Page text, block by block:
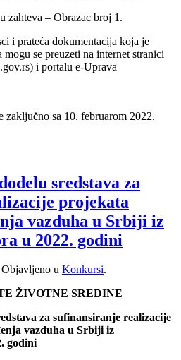
zahteva – Obrazac broj 1.
i prateća dokumentacija koja je
se preuzeti na internet stranici
i portalu e-Uprava
zaključno sa 10. februarom 2022.
sredstava za
projekata
vazduha u Srbiji iz
u 2022. godini
Objavljeno u Konkursi.
ŽIVOTNE SREDINE
za sufinansiranje realizacije
vazduha u Srbiji iz
godini